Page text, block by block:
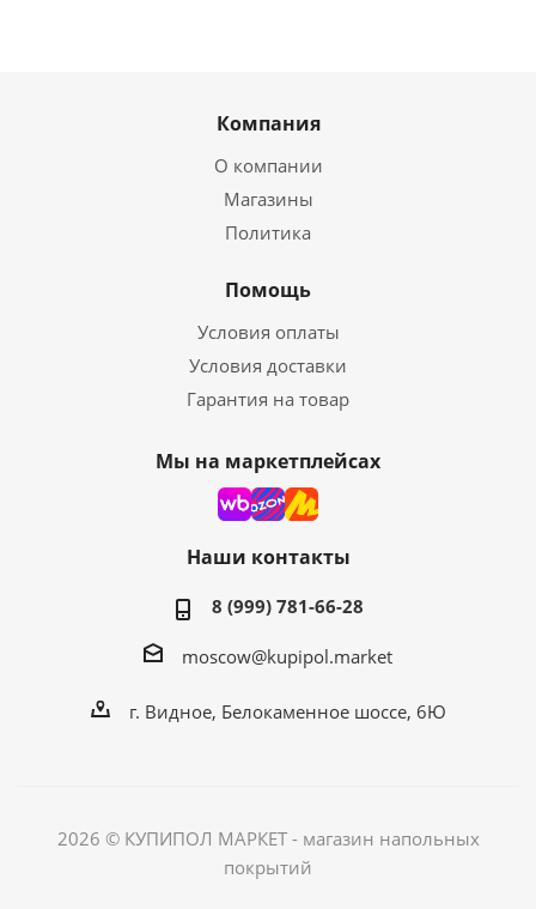
Компания
О компании
Магазины
Политика
Помощь
Условия оплаты
Условия доставки
Гарантия на товар
Мы на маркетплейсах
Наши контакты
8 (999) 781-66-28
moscow@kupipol.market
г. Видное, Белокаменное шоссе, 6Ю
2026 © КУПИПОЛ МАРКЕТ - магазин напольных
покрытий